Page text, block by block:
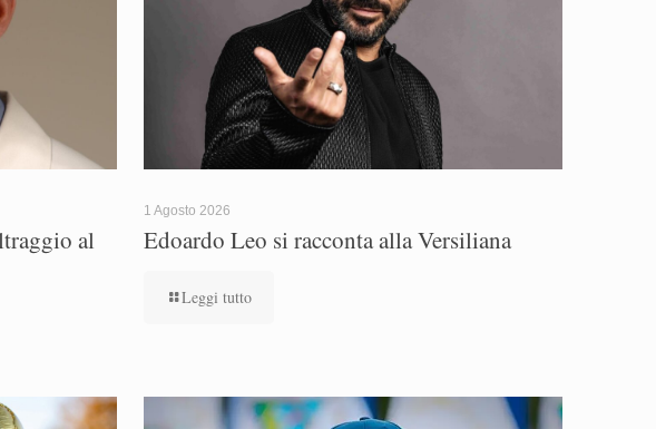
al
1 Agosto 2026
Edoardo Leo si racconta alla Versiliana
Leggi tutto